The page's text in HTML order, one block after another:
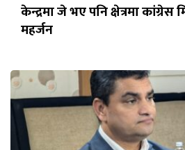
केन्द्रमा जे भए पनि क्षेत्रमा
महर्जन